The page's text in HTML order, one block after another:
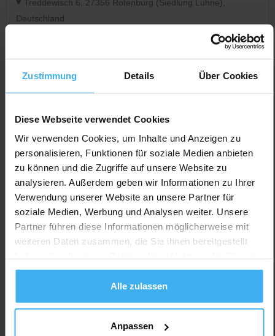
Zustimmung Details Über Cookies
Diese Webseite verwendet Cookies
Wir verwenden Cookies, um Inhalte und Anzeigen zu
personalisieren, Funktionen für soziale Medien anbieten
zu können und die Zugriffe auf unsere Website zu
analysieren. Außerdem geben wir Informationen zu Ihrer
Verwendung unserer Website an unsere Partner für
soziale Medien, Werbung und Analysen weiter. Unsere
Partner führen diese Informationen möglicherweise mit
weiteren Daten zusammen, die Sie ihnen bereitgestellt
gesammelt haben.
Alle zulassen
Anpassen
Treddewisch 6, 27356 Rotenburg (Siedlung Luhne),
Deutschland
Auf Karte Anzeigen